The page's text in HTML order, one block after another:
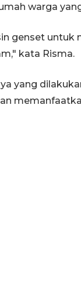
warga
genset untuk
kata Risma.
yang